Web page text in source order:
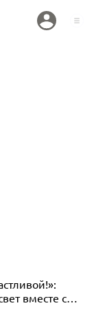
Джоли
вместе с